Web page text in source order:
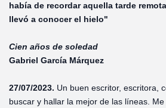
había de recordar aquella tarde
llevó a conocer el hielo"
Cien años de soledad
Gabriel García Márquez
27/07/2023. Un buen escritor, escritora,
buscar y hallar la mejor de las líneas.